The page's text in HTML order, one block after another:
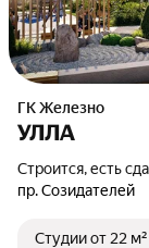
ГК Железно
УЛЛА
Строится, есть
пр. Созидателей
Студииот 22 м²